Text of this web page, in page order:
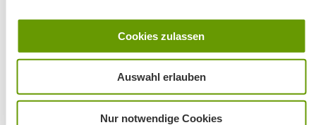
Cookies zulassen
Auswahl erlauben
Nur notwendige Cookies